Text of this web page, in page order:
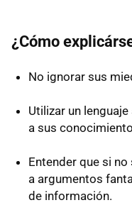
¿Cómo
No ignorar sus
Utilizar un
a sus
Entender que si
a argumentos
de información.